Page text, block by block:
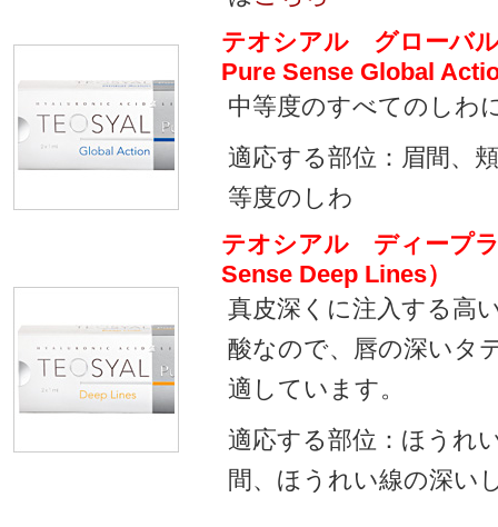
テオシアル グローバ
Pure Sense Global
中等度のすべてのしわ
適応する部位：眉間、
等度のしわ
テオシアル ディープ
Sense Deep Lines）
真皮深くに注入する高
酸なので、唇の深いタ
適しています。
適応する部位：ほうれ
間、ほうれい線の深い